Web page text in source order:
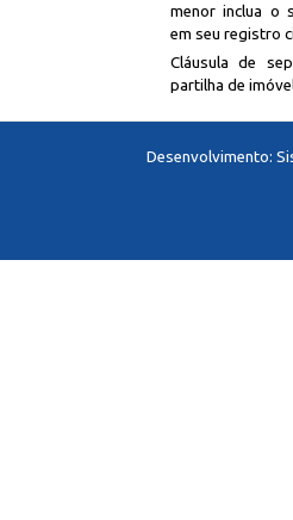
menor inclua o
em seu registro
Cláusula de
partilha de
Desenvolvimento: